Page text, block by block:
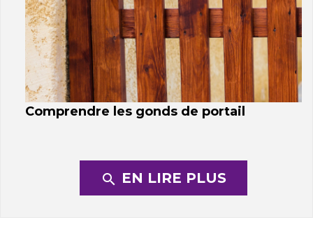
Comprendre les gonds de portail
search EN LIRE PLUS